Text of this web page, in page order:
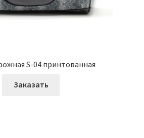
S-04 принтованная
Заказать